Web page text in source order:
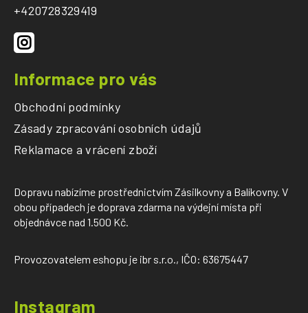
+420728329419
Informace pro vás
Obchodní podmínky
Zásady zpracování osobních údajů
Reklamace a vrácení zboží
Dopravu nabízíme prostřednictvím Zásilkovny a Balíkovny. V
obou případech je doprava zdarma na výdejní místa při
objednávce nad 1.500 Kč.
Provozovatelem eshopu je ibr s.r.o., IČO: 63675447
Instagram